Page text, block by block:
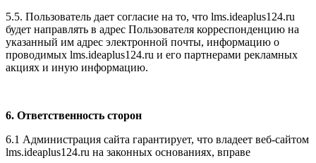
5.5. Пользователь дает согласие на то, что lms.ideaplus124.ru
будет направлять в адрес Пользователя корреспонденцию на
указанный им адрес электронной почты, информацию о
проводимых lms.ideaplus124.ru и его партнерами рекламных
акциях и иную информацию.
6. Ответственность сторон
6.1 Администрация сайта гарантирует, что владеет веб-сайтом
lms.ideaplus124.ru на законных основаниях, вправе